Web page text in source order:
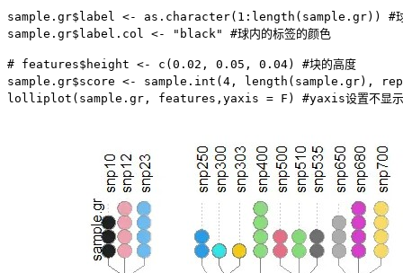
sample.gr$label <- as.character(1:length(sample.gr)) #球
sample.gr$label.col <- "black" #球内的标签的颜色
# features$height <- c(0.02, 0.05, 0.04) #块的高度
sample.gr$score <- sample.int(4, length(sample.gr),